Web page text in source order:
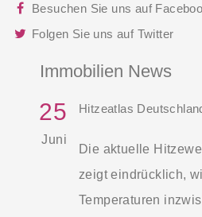
Besuchen Sie uns auf
Folgen Sie uns auf Twitter
Immobilien News
25
Juni
Die aktuelle
zeigt eindrücklich,
Temperaturen